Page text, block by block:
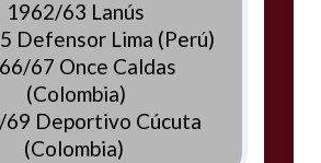
1962/63 Lanús
Defensor Lima (Perú)
67 Once Caldas
(Colombia)
69 Deportivo Cúcuta
(Colombia)